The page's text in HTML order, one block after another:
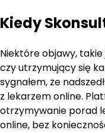
Kiedy
Niektóre objawy,
czy utrzymujący się
sygnałem, że
z lekarzem online.
otrzymywanie porad
online, bez